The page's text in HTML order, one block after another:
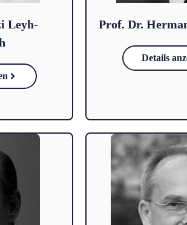
Leyh-
Prof. Dr.
Details